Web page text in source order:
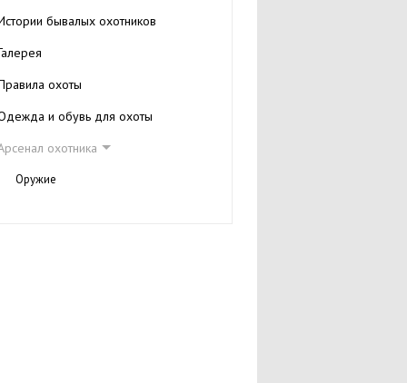
бывалых охотников
охоты
и обувь для охоты
охотника
Оружие